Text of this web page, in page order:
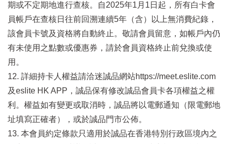
期或不定期地進行查核。自2025年1月1日起，所有白卡會
員帳戶在查核日往前回溯連續5年（含）以上無消費紀錄，
該會員卡號及資格將自動終止。敬請會員留意，如帳戶內仍
有未使用之點數或優惠券，請於會員資格終止前兌換或使
用。
12. 詳細持卡人權益請洽迷誠品網站https://meet.eslite.com
及eslite HK APP，誠品保有修改誠品會員卡各項權益之權
利。權益如有變更或取消時，誠品將以電郵通知（限電郵地
址填寫正確者），或於誠品門市公佈。
13. 本會員約定條款只適用於誠品在香港特別行政區境內之